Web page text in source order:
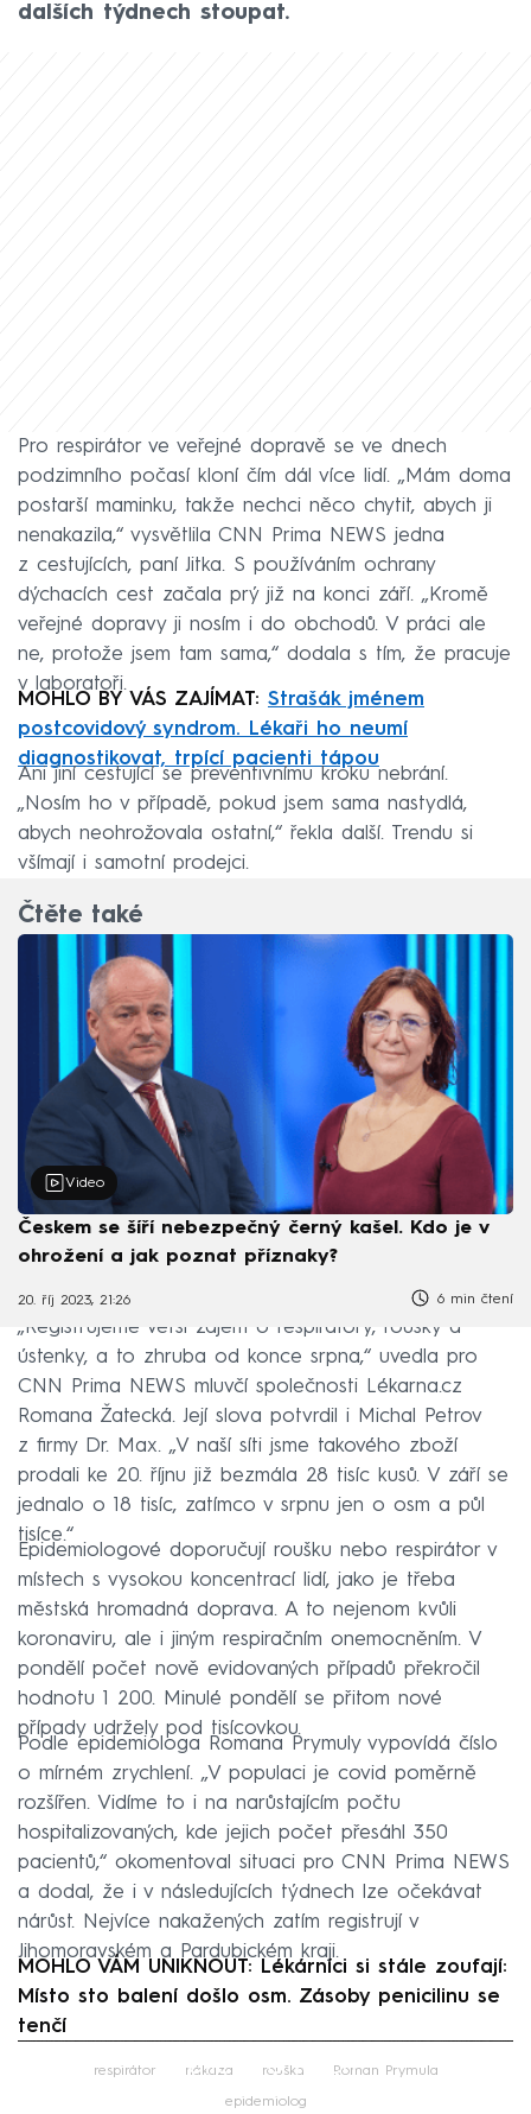
dalších týdnech stoupat.
Pro respirátor ve veřejné dopravě se ve dnech
podzimního počasí kloní čím dál více lidí. „Mám doma
postarší maminku, takže nechci něco chytit, abych ji
nenakazila,“ vysvětlila CNN Prima NEWS jedna
z cestujících, paní Jitka. S používáním ochrany
dýchacích cest začala prý již na konci září. „Kromě
veřejné dopravy ji nosím i do obchodů. V práci ale
ne, protože jsem tam sama,“ dodala s tím, že pracuje
v laboratoři.
MOHLO BY VÁS ZAJÍMAT: Strašák jménem
postcovidový syndrom. Lékaři ho neumí
diagnostikovat, trpící pacienti tápou
Ani jiní cestující se preventivnímu kroku nebrání.
„Nosím ho v případě, pokud jsem sama nastydlá,
abych neohrožovala ostatní,“ řekla další. Trendu si
všímají i samotní prodejci.
Čtěte také
Video
Českem se šíří nebezpečný černý kašel. Kdo je v
ohrožení a jak poznat příznaky?
20. říj 2023, 21:26 6 min čtení
„Registrujeme větší zájem o respirátory, roušky a
ústenky, a to zhruba od konce srpna,“ uvedla pro
CNN Prima NEWS mluvčí společnosti Lékarna.cz
Romana Žatecká. Její slova potvrdil i Michal Petrov
z firmy Dr. Max. „V naší síti jsme takového zboží
prodali ke 20. říjnu již bezmála 28 tisíc kusů. V září se
jednalo o 18 tisíc, zatímco v srpnu jen o osm a půl
tisíce.“
Epidemiologové doporučují roušku nebo respirátor v
místech s vysokou koncentrací lidí, jako je třeba
městská hromadná doprava. A to nejenom kvůli
koronaviru, ale i jiným respiračním onemocněním. V
pondělí počet nově evidovaných případů překročil
hodnotu 1 200. Minulé pondělí se přitom nové
případy udržely pod tisícovkou.
Podle epidemiologa Romana Prymuly vypovídá číslo
o mírném zrychlení. „V populaci je covid poměrně
rozšířen. Vidíme to i na narůstajícím počtu
hospitalizovaných, kde jejich počet přesáhl 350
pacientů,“ okomentoval situaci pro CNN Prima NEWS
a dodal, že i v následujících týdnech lze očekávat
nárůst. Nejvíce nakažených zatím registrují v
Jihomoravském a Pardubickém kraji.
MOHLO VÁM UNIKNOUT: Lékárníci si stále zoufají:
Místo sto balení došlo osm. Zásoby penicilinu se
tenčí
Failed to fetch
respirátor nákaza rouška Roman Prymula
epidemiolog